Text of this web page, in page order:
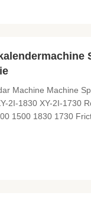
Machine Machine
2I-1830 XY-2I-1730
1500 1830 1730